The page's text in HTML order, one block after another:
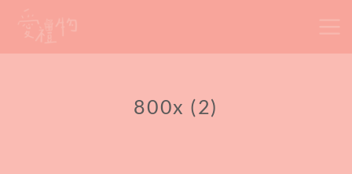
800x (2)